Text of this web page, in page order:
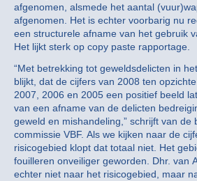
afgenomen, alsmede het aantal
afgenomen. Het is echter voorbarig nu
een structurele afname van het gebruik
Het lijkt sterk op copy paste rapportage.
“Met betrekking tot geweldsdelicten in
blijkt, dat de cijfers van 2008 ten
2007, 2006 en 2005 een positief beeld
van een afname van de delicten
geweld en mishandeling,” schrijft van de
commissie VBF. Als we kijken naar de
risicogebied klopt dat totaal niet. Het
fouilleren onveiliger geworden. Dhr. van
echter niet naar het risicogebied, maar